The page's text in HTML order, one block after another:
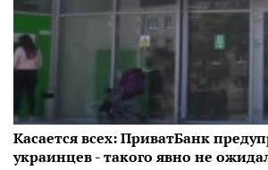
Касается всех: ПриватБанк
украинцев - такого явно не